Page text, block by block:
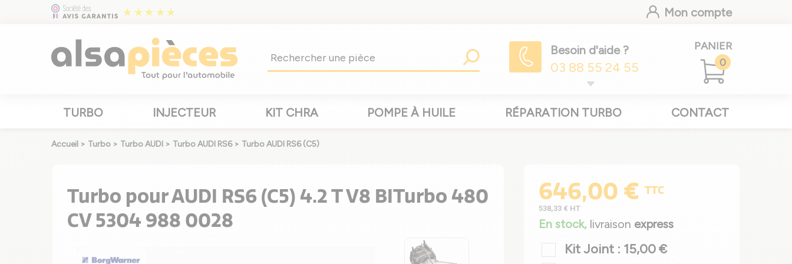
Mon compte
Besoin d'aide ?
03 88 55 24 55
PANIER
0
TURBO INJECTEUR KIT CHRA POMPE À HUILE RÉPARATION TURBO CONTACT
Accueil > Turbo > Turbo AUDI > Turbo AUDI RS6 > Turbo AUDI RS6 (C5)
Turbo pour AUDI RS6 (C5) 4.2 T V8 BITurbo 480
CV 5304 988 0028
646,00 € TTC
538,33 € HT
En stock, livraison express
Kit Joint : 15,00 €